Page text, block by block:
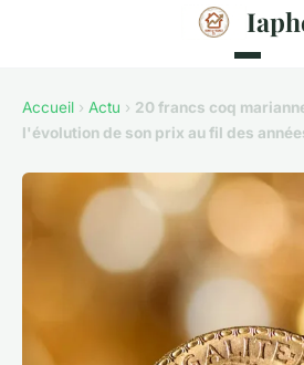
Accueil › Actu › 20 francs coq
l'évolution de son prix au fil des